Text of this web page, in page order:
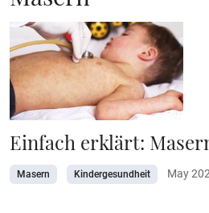
Einfach erklärt:
Masern Kindergesundheit May